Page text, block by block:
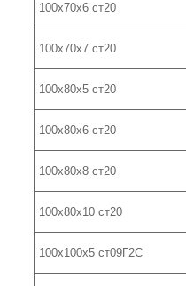
100х70х6 ст20
100х70х7 ст20
100х80х5 ст20
100х80х6 ст20
100х80х8 ст20
100х80х10 ст20
100х100х5 ст09Г2С